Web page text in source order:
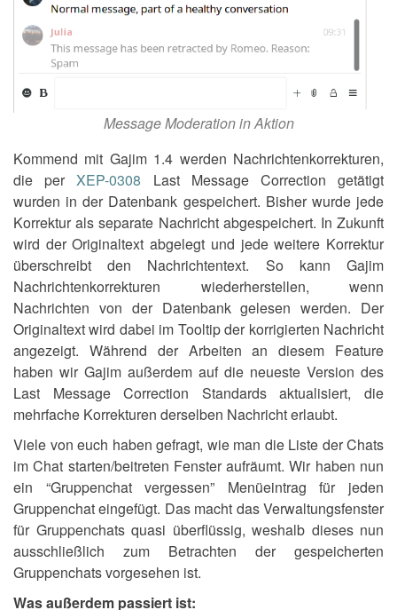
Message Moderation in Aktion
Kommend mit Gajim 1.4 werden Nachrichtenkorrekturen,
die perXEP-0308 Last Message Correction getätigt
wurden in der Datenbank gespeichert. Bisher wurde jede
Korrektur als separate Nachricht abgespeichert. In Zukunft
wird der Originaltext abgelegt und jede weitere Korrektur
überschreibt den Nachrichtentext. So kann Gajim
Nachrichtenkorrekturen wiederherstellen, wenn
Nachrichten von der Datenbank gelesen werden. Der
Originaltext wird dabei im Tooltip der korrigierten Nachricht
angezeigt. Während der Arbeiten an diesem Feature
haben wir Gajim außerdem auf die neueste Version des
Last Message Correction Standards aktualisiert, die
mehrfache Korrekturen derselben Nachricht erlaubt.
Viele von euch haben gefragt, wie man die Liste der Chats
im Chat starten/beitreten Fenster aufräumt. Wir haben nun
ein “Gruppenchat vergessen” Menüeintrag für jeden
Gruppenchat eingefügt. Das macht das Verwaltungsfenster
für Gruppenchats quasi überflüssig, weshalb dieses nun
ausschließlich zum Betrachten der gespeicherten
Gruppenchats vorgesehen ist.
Was außerdem passiert ist: